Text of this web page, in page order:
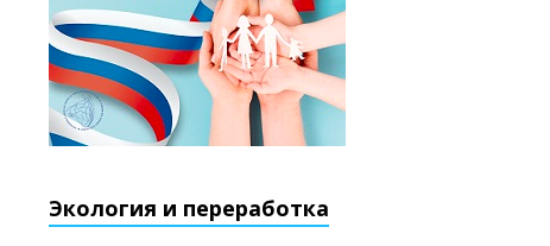
Экология и переработка